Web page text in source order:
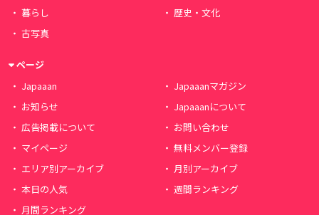
暮らし
歴史・文化
古写真
ページ
Japaaan
Japaaanマガジン
お知らせ
Japaaanについて
広告掲載について
お問い合わせ
マイページ
無料メンバー登録
エリア別アーカイブ
月別アーカイブ
本日の人気
週間ランキング
月間ランキング